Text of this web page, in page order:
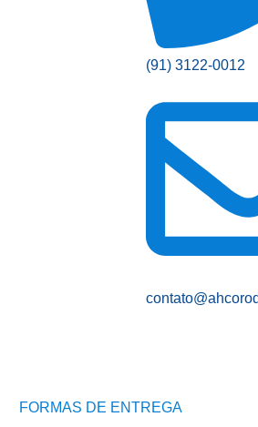
(91) 3122-0012
FORMAS DE ENTREGA